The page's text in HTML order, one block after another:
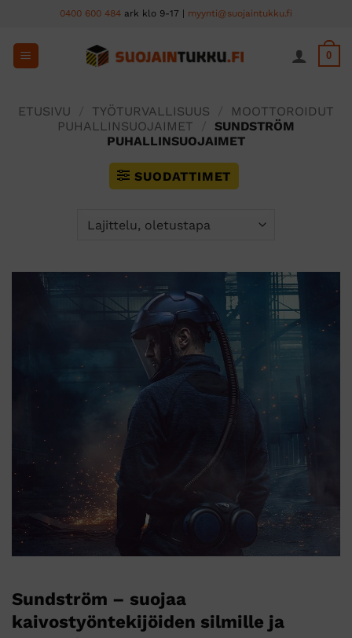
content
0400 600 484 ark klo 9-17 | myynti@suojaintukku.fi
0
ETUSIVU TYÖTURVALLISUUS
MOOTTOROIDUT
PUHALLINSUOJAIMET
SUNDSTRÖM
PUHALLINSUOJAIMET
SUODATTIMET
Sundström – suojaa
kaivostyöntekijöiden silmille ja